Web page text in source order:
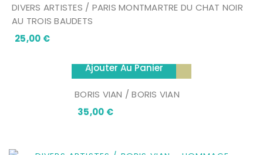
DIVERS ARTISTES / PARIS MONTMARTRE DU CHAT NOIR
AU TROIS BAUDETS
25,00 €Prix
Ajouter Au Panier
BORIS VIAN / BORIS VIAN
35,00 €Prix